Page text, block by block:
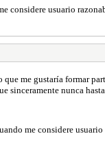
considere usuario
me gustaría formar
sinceramente nunca
me considere